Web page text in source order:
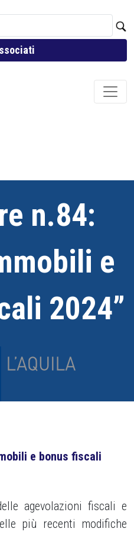
n.84:
e
2024”
e bonus fiscali
agevolazioni fiscali e
più recenti modifiche